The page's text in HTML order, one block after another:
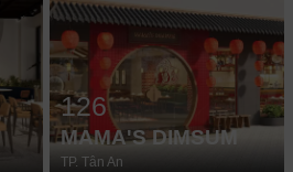
126
MAMA'S DIMSUM
TP. Tân An